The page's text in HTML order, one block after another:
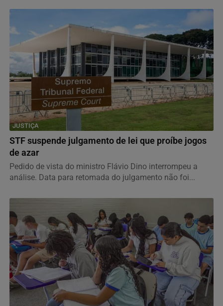
JUSTIÇA
STF suspende julgamento de lei que proíbe jogos
de azar
Pedido de vista do ministro Flávio Dino interrompeu a
análise. Data para retomada do julgamento não foi...